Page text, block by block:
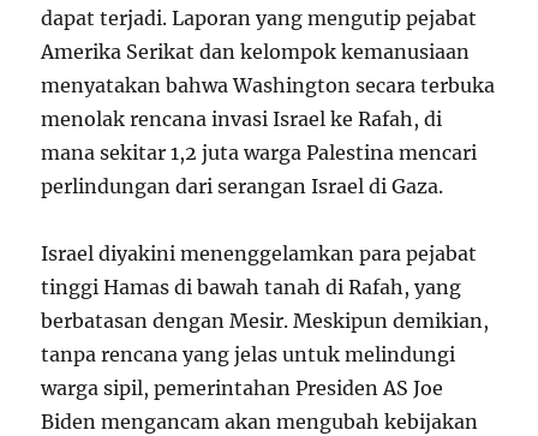
dapat terjadi. Laporan yang mengutip pejabat
Amerika Serikat dan kelompok kemanusiaan
menyatakan bahwa Washington secara terbuka
menolak rencana invasi Israel ke Rafah, di
mana sekitar 1,2 juta warga Palestina mencari
perlindungan dari serangan Israel di Gaza.
Israel diyakini menenggelamkan para pejabat
tinggi Hamas di bawah tanah di Rafah, yang
berbatasan dengan Mesir. Meskipun demikian,
tanpa rencana yang jelas untuk melindungi
warga sipil, pemerintahan Presiden AS Joe
Biden mengancam akan mengubah kebijakan